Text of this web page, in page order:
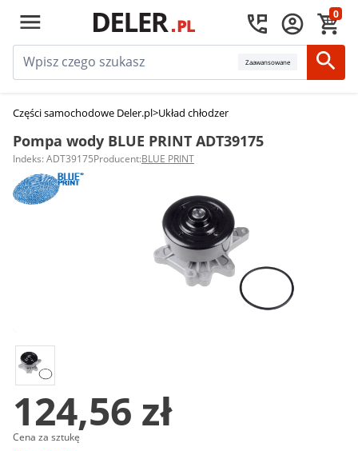
0
Zaawansowane
Części samochodowe Deler.pl>Układ chłodzenia silnika
Pompa wody BLUE PRINT ADT39175
Indeks: ADT39175Producent:BLUE PRINT
124,56 zł
Cena za sztukę